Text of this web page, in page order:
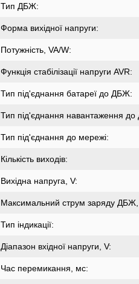
Тип ДБЖ:
Форма вихідної напруги:
Потужність, VA/W:
Функція стабілізації напруги AVR:
Тип під'єднання батареї до ДБЖ:
Тип під'єднання навантаження
Тип під'єднання до мережі:
Кількість виходів:
Вихідна напруга, V:
Максимальний струм заряду ДБЖ,
Тип індикації:
Діапазон вхідної напруги, V:
Час перемикання, мс: